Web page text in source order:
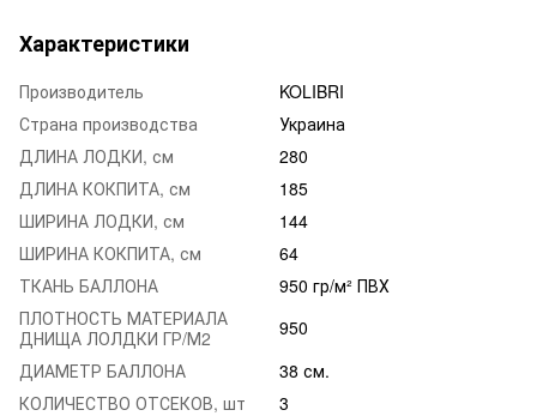
Характеристики
Производитель
KOLIBRI
Страна производства
Украина
ДЛИНА ЛОДКИ, см
280
ДЛИНА КОКПИТА, см
185
ШИРИНА ЛОДКИ, см
144
ШИРИНА КОКПИТА, см
64
ТКАНЬ БАЛЛОНА
950 гр/м² ПВХ
ПЛОТНОСТЬ МАТЕРИАЛА
ДНИЩА ЛОЛДКИ ГР/М2
950
ДИАМЕТР БАЛЛОНА
38 см.
КОЛИЧЕСТВО ОТСЕКОВ, шт
3